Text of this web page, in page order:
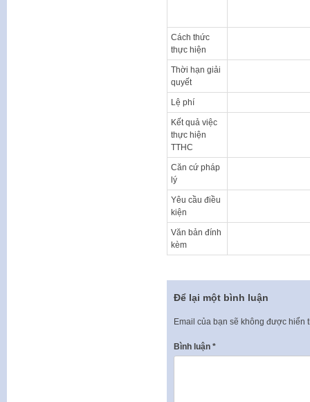
Cách thức
thực hiện
Thời hạn giải
quyết
Lệ phí
Kết quả việc
thực hiện
TTHC
Căn cứ pháp
lý
Yêu cầu điều
kiện
Văn bản đính
kèm
Để lại một bình luận
Email của bạn sẽ không được hiển
Bình luận *